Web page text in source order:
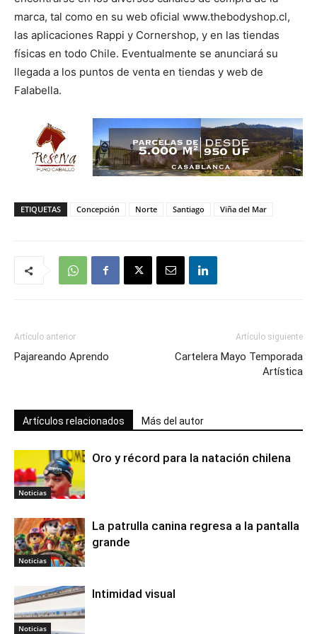
marca, tal como en su web oficial www.thebodyshop.cl,
las aplicaciones Rappi y Cornershop, y en las tiendas
físicas en todo Chile. Eventualmente se anunciará su
llegada a los puntos de venta en tiendas y web de
Falabella.
ETIQUETAS Concepción Norte Santiago Viña del Mar
Artículo anterior
Pajareando Aprendo
Artículo siguiente
Cartelera Mayo Temporada
Artística
Artículos relacionados Más del autor
Noticias
Oro y récord para la natación chilena
Noticias
La patrulla canina regresa a la pantalla
grande
Noticias
Intimidad visual